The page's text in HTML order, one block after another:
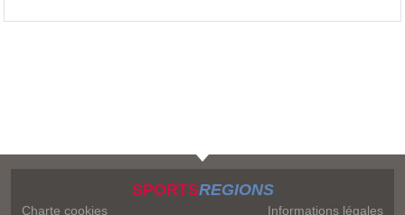
SPORTSREGIONS
Charte cookies Informations légales